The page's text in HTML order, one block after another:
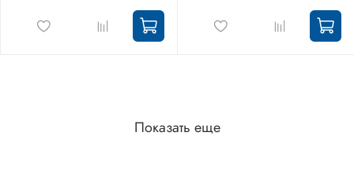
Показать еще